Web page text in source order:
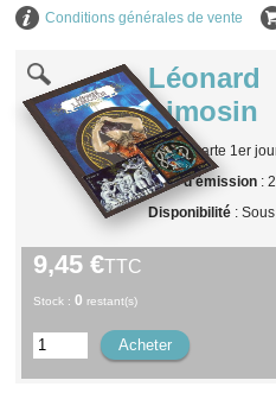
Conditions générales de vente
Léonard
Limosin
Type: Carte 1er
Date d'émission:
Disponibilité: Sous
9,45 €TTC
Stock : 0 restant(s)